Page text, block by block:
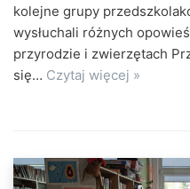
kolejne grupy
wysłuchali różnych
przyrodzie i zwierzętach
się… Czytaj więcej »